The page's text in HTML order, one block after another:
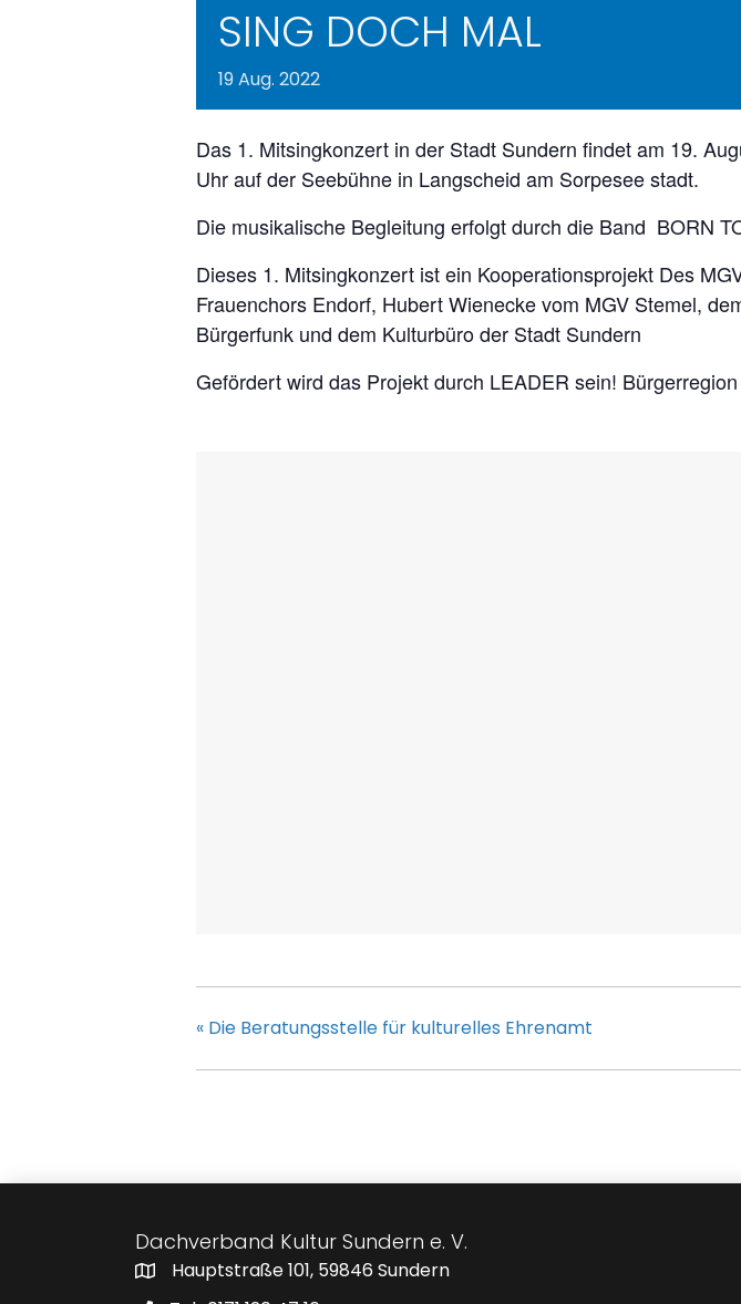
SING DOCH MAL
19Aug. 2022
Das 1. Mitsingkonzert in der Stadt Sundern findet am 19.
Uhr auf der Seebühne in Langscheid am Sorpesee stadt.
Die musikalische Begleitung erfolgt durch die Band BORN
Dieses 1. Mitsingkonzert ist ein Kooperationsprojekt Des
Frauenchors Endorf, Hubert Wienecke vom MGV Stemel,
Bürgerfunk und dem Kulturbüro der Stadt Sundern
Gefördert wird das Projekt durch LEADER sein!
« Die Beratungsstelle für kulturelles Ehrenamt
Dachverband Kultur Sundern e. V.
Hauptstraße 101, 59846 Sundern